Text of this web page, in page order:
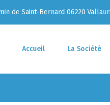
de Saint-Bernard 06220
Accueil La Société